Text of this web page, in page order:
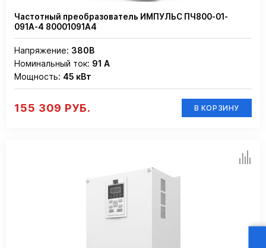
Частотный преобразователь ИМПУЛЬС ПЧ800-01-
091А-4 80001091А4
Напряжение: 380В
Номинальный ток: 91 А
Мощность: 45 кВт
155 309 РУБ. В КОРЗИНУ